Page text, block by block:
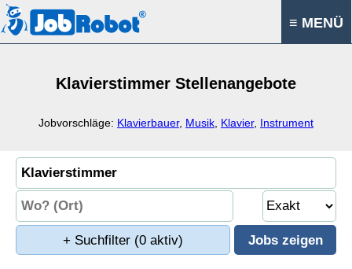
≡ MENÜ
Klavierstimmer Stellenangebote
Jobvorschläge: Klavierbauer, Musik Klavier, Instrument
+ Suchfilter (0 aktiv)